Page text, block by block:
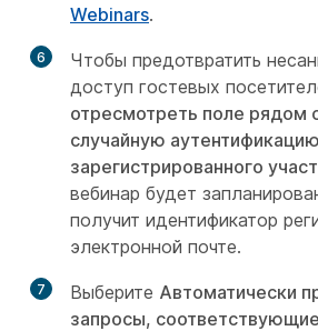
Webinars.
6
Чтобы предотвратить
доступ гостевых
отресмотреть поле рядом
случайную
зарегистрированного
вебинар будет
получит идентификатор
электронной почте.
7 Выберите Автоматически
запросы,